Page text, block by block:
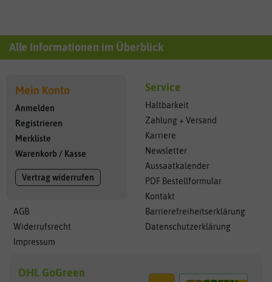
Alle Informationen im Überblick
Mein Konto
Anmelden
Registrieren
Merkliste
Warenkorb / Kasse
Vertrag widerrufen
AGB
Widerrufsrecht
Impressum
Service
Haltbarkeit
Zahlung + Versand
Karriere
Newsletter
Aussaatkalender
PDF Bestellformular
Kontakt
Barrierefreiheitserklärung
Datenschutzerklärung
DHL GoGreen